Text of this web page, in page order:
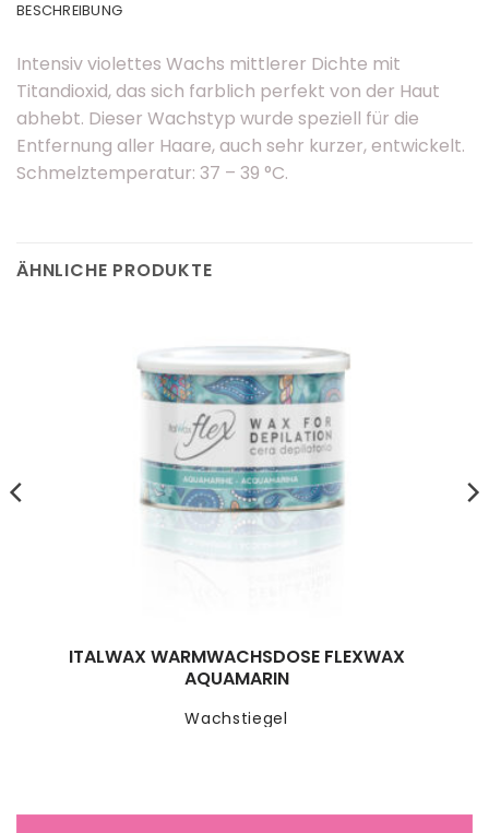
BESCHREIBUNG
Intensiv violettes Wachs mittlerer Dichte mit
Titandioxid, das sich farblich perfekt von der Haut
abhebt. Dieser Wachstyp wurde speziell für die
Entfernung aller Haare, auch sehr kurzer, entwickelt.
Schmelztemperatur: 37 – 39 °C.
ÄHNLICHE PRODUKTE
Wachstiegel
ITALWAX WARMWACHSDOSE FLEXWAX
AQUAMARIN